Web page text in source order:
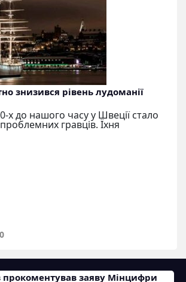
знизився рівень лудоманії
х до нашого часу у Швеції стало
гравців. Їхня
прокоментував заяву Мінцифри